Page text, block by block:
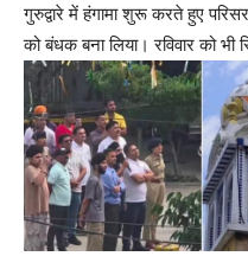
गुरुद्वारे में हंगामा शुरू करते हुए
को बंधक बना लिया। रविवार को भी